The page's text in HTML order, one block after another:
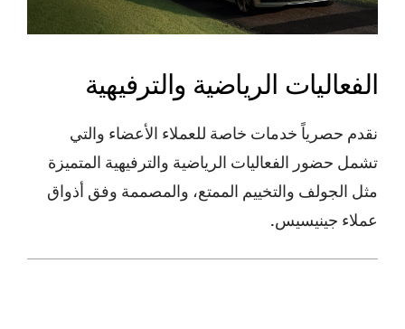
الفعاليات الرياضية والترفيهية
نقدم حصرياً خدمات خاصة للعملاء الأعضاء والتي
تشمل حضور الفعاليات الرياضية والترفيهية المتميزة
مثل الجولف والتخييم الممتع، والمصممة وفق أذواق
عملاء جينيسيس.